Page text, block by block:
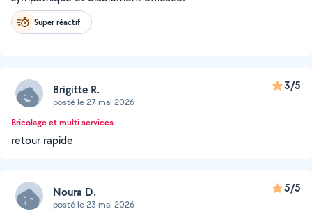
Super réactif
Brigitte R.
posté le 27 mai 2026
3/5
Bricolage et multi services
retour rapide
Noura D.
posté le 23 mai 2026
5/5